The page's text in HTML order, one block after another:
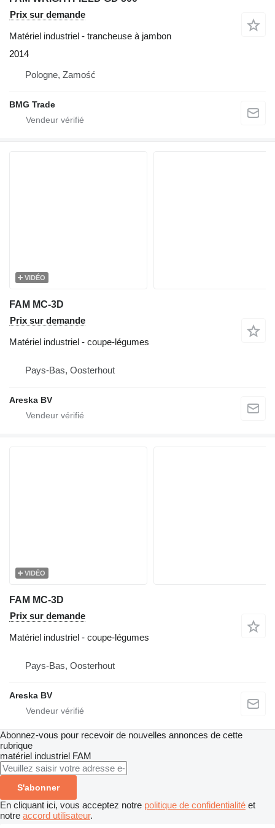
Prix sur demande
Matériel industriel - trancheuse à jambon
2014
Pologne, Zamość
BMG Trade
VIDÉO
FAM MC-3D
Prix sur demande
Matériel industriel - coupe-légumes
Pays-Bas, Oosterhout
Areska BV
VIDÉO
FAM MC-3D
Prix sur demande
Matériel industriel - coupe-légumes
Pays-Bas, Oosterhout
Areska BV
Abonnez-vous pour recevoir de nouvelles annonces de cette
rubrique
matériel industriel FAM
S'abonner
En cliquant ici, vous acceptez notre politique de confidentialité et
notre accord utilisateur.